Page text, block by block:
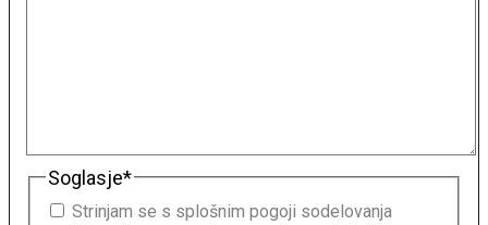
Soglasje*
Strinjam se s splošnim pogoji sodelovanja